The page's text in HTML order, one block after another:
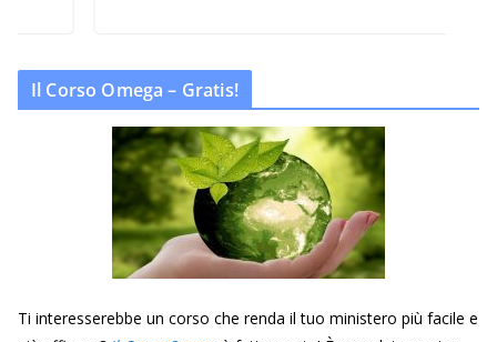
Il Corso Omega – Gratis!
Ti interesserebbe un corso che renda il tuo ministero più facile e